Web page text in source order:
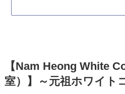
【Nam Heong White
室）】～元祖ホワイト